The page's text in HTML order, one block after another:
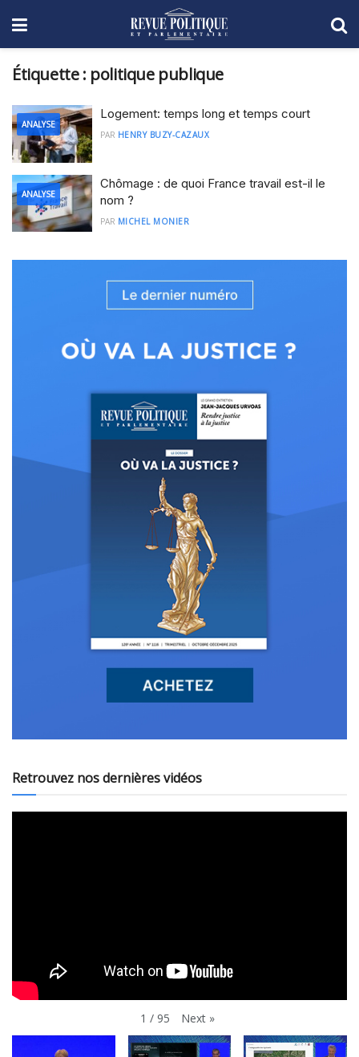
Étiquette : politique publique
ANALYSE
Logement: temps long et temps court
PAR HENRY BUZY-CAZAUX
ANALYSE
Chômage : de quoi France travail est-il le
nom ?
PAR MICHEL MONIER
Retrouvez nos dernières vidéos
1 / 95 Next »